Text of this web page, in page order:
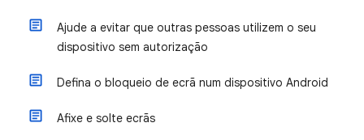
Ajude a evitar que outras pessoas utilizem o seu
dispositivo sem autorização
Defina o bloqueio de ecrã num dispositivo Android
Afixe e solte ecrãs